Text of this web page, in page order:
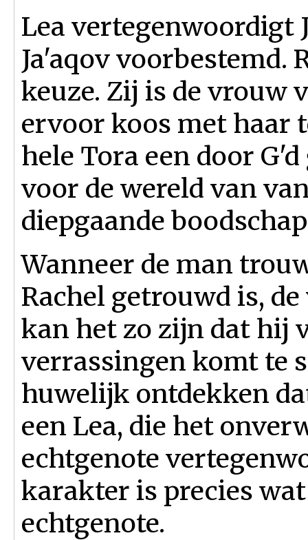
Lea vertegenwoordigt
Ja'aqov voorbestemd.
keuze. Zij is de vrouw
ervoor koos met haar
hele Tora een door
voor de wereld van
diepgaande
Wanneer de man
Rachel getrouwd is,
kan het zo zijn dat hij
verrassingen komt te
huwelijk ontdekken
een Lea, die het
echtgenote
karakter is precies
echtgenote.